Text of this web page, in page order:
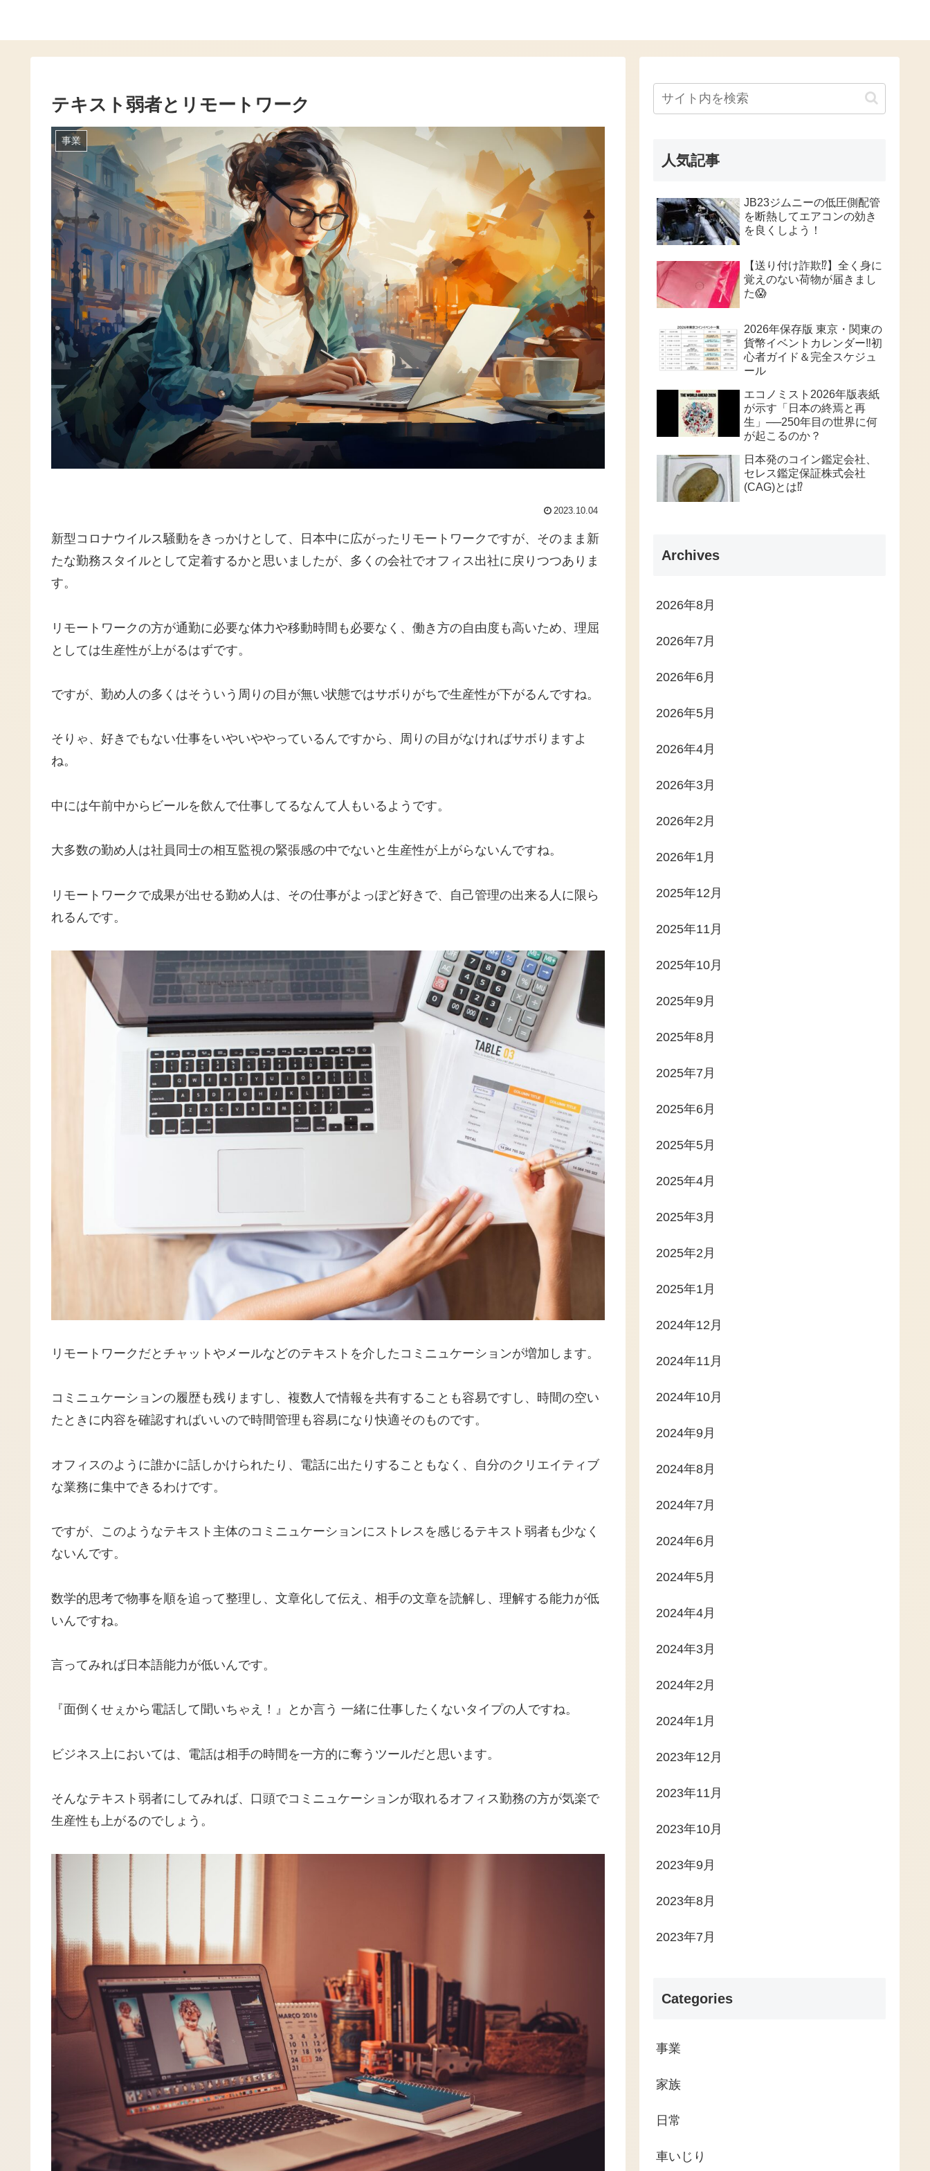
テキスト弱者とリモートワーク
事業
2023.10.04
新型コロナウイルス騒動をきっかけとして、日本中に広がったリモートワークですが、そのまま新
たな勤務スタイルとして定着するかと思いましたが、多くの会社でオフィス出社に戻りつつありま
す。
リモートワークの方が通勤に必要な体力や移動時間も必要なく、働き方の自由度も高いため、理屈
としては生産性が上がるはずです。
ですが、勤め人の多くはそういう周りの目が無い状態ではサボりがちで生産性が下がるんですね。
そりゃ、好きでもない仕事をいやいややっているんですから、周りの目がなければサボりますよ
ね。
中には午前中からビールを飲んで仕事してるなんて人もいるようです。
大多数の勤め人は社員同士の相互監視の緊張感の中でないと生産性が上がらないんですね。
リモートワークで成果が出せる勤め人は、その仕事がよっぽど好きで、自己管理の出来る人に限ら
れるんです。
リモートワークだとチャットやメールなどのテキストを介したコミニュケーションが増加します。
コミニュケーションの履歴も残りますし、複数人で情報を共有することも容易ですし、時間の空い
たときに内容を確認すればいいので時間管理も容易になり快適そのものです。
オフィスのように誰かに話しかけられたり、電話に出たりすることもなく、自分のクリエイティブ
な業務に集中できるわけです。
ですが、このようなテキスト主体のコミニュケーションにストレスを感じるテキスト弱者も少なく
ないんです。
数学的思考で物事を順を追って整理し、文章化して伝え、相手の文章を読解し、理解する能力が低
いんですね。
言ってみれば日本語能力が低いんです。
『面倒くせぇから電話して聞いちゃえ！』とか言う 一緒に仕事したくないタイプの人ですね。
ビジネス上においては、電話は相手の時間を一方的に奪うツールだと思います。
そんなテキスト弱者にしてみれば、口頭でコミニュケーションが取れるオフィス勤務の方が気楽で
生産性も上がるのでしょう。
人気記事
JB23ジムニーの低圧側配管
を断熱してエアコンの効き
を良くしよう！
【送り付け詐欺⁉️】全く身に
覚えのない荷物が届きまし
た😱
2026年保存版 東京・関東の
貨幣イベントカレンダー‼️初
心者ガイド＆完全スケジュ
ール
エコノミスト2026年版表紙
が示す「日本の終焉と再
生」──250年目の世界に何
が起こるのか？
日本発のコイン鑑定会社、
セレス鑑定保証株式会社
(CAG)とは⁉️
Archives
2026年8月
2026年7月
2026年6月
2026年5月
2026年4月
2026年3月
2026年2月
2026年1月
2025年12月
2025年11月
2025年10月
2025年9月
2025年8月
2025年7月
2025年6月
2025年5月
2025年4月
2025年3月
2025年2月
2025年1月
2024年12月
2024年11月
2024年10月
2024年9月
2024年8月
2024年7月
2024年6月
2024年5月
2024年4月
2024年3月
2024年2月
2024年1月
2023年12月
2023年11月
2023年10月
2023年9月
2023年8月
2023年7月
Categories
事業
家族
日常
車いじり